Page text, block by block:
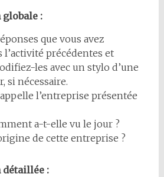
:
que vous avez
l’activité précédentes et
les avec un stylo d’une
si nécessaire.
l’entreprise présentée
a-t-elle vu le jour ?
de cette entreprise ?
: